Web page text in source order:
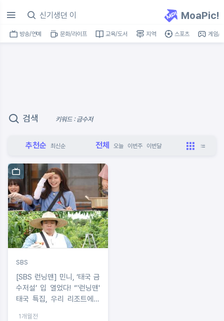
MoaPic!
방송/연예 문화/라이프 교육/도서 지역 스포츠 게임/
검색 키워드 : 금수저
추천순 최신순 전체 오늘 이번주 이번달
SBS
[SBS 런닝맨] 민니, ‘태국 금
수저설’ 입 열었다! “'런닝맨'
태국 특집, 우리 리조트에서
1개월전